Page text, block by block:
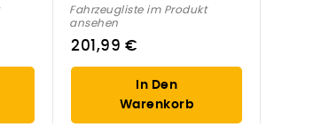
Fahrzeugliste im Produkt
ansehen
201,99 €
In Den
Warenkorb